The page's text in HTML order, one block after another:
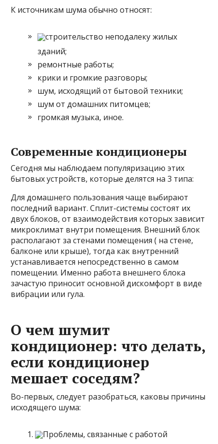
К источникам шума обычно относят:
строительство неподалеку жилых
зданий;
ремонтные работы;
крики и громкие разговоры;
шум, исходящий от бытовой техники;
шум от домашних питомцев;
громкая музыка, иное.
Современные кондиционеры
Сегодня мы наблюдаем популяризацию этих
бытовых устройств, которые делятся на 3 типа:
Для домашнего пользования чаще выбирают
последний вариант. Сплит-системы состоят их
двух блоков, от взаимодействия которых зависит
микроклимат внутри помещения. Внешний блок
располагают за стенами помещения ( на стене,
балконе или крыше), тогда как внутренний
устанавливается непосредственно в самом
помещении. Именно работа внешнего блока
зачастую приносит основной дискомфорт в виде
вибрации или гула.
О чем шумит
кондиционер: что делать,
если кондиционер
мешает соседям?
Во-первых, следует разобраться, каковы причины
исходящего шума:
Проблемы, связанные с работой